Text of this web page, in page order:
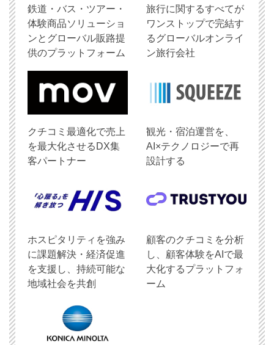
鉄道・バス・ツアー・
体験商品ソリューショ
ンとグローバル販路提
供のプラットフォーム
旅行に関するすべてが
ワンストップで完結す
るグローバルオンライ
ン旅行会社
クチコミ最適化で売上
を最大化させるDX集
客パートナー
観光・宿泊運営を、
AI×テクノロジーで再
設計する
ホスピタリティを強み
に課題解決・経済促進
を支援し、持続可能な
地域社会を共創
顧客のクチコミを分析
し、顧客体験をAIで最
大化するプラットフォ
ーム